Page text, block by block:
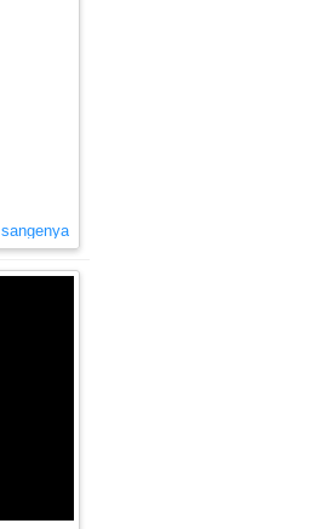
sangenya